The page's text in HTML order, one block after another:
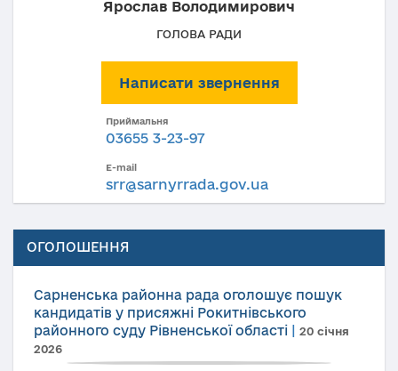
Ярослав Володимирович
ГОЛОВА РАДИ
Написати звернення
Приймальня
03655 3-23-97
E-mail
srr@sarnyrrada.gov.ua
ОГОЛОШЕННЯ
Сарненська районна рада оголошує пошук
кандидатів у присяжні Рокитнівського
районного суду Рівненської області
20 січня
2026